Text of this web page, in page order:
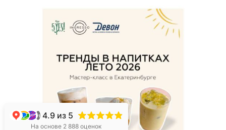
+1 4.9из 5
На основе 2 888 оценок